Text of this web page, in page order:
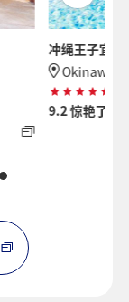
冲绳王子宜
Okinawa
9.2惊艳了